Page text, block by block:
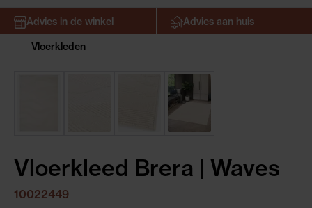
Advies in de winkel
Advies aan huis
Vloerkleden
Vloerkleed Brera | Waves
10022449